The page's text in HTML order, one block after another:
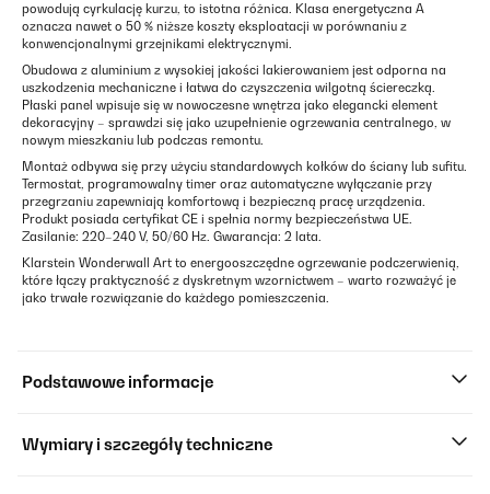
powodują cyrkulację kurzu, to istotna różnica. Klasa energetyczna A
oznacza nawet o 50 % niższe koszty eksploatacji w porównaniu z
konwencjonalnymi grzejnikami elektrycznymi.
Obudowa z aluminium z wysokiej jakości lakierowaniem jest odporna na
uszkodzenia mechaniczne i łatwa do czyszczenia wilgotną ściereczką.
Płaski panel wpisuje się w nowoczesne wnętrza jako elegancki element
dekoracyjny – sprawdzi się jako uzupełnienie ogrzewania centralnego, w
nowym mieszkaniu lub podczas remontu.
Montaż odbywa się przy użyciu standardowych kołków do ściany lub sufitu.
Termostat, programowalny timer oraz automatyczne wyłączanie przy
przegrzaniu zapewniają komfortową i bezpieczną pracę urządzenia.
Produkt posiada certyfikat CE i spełnia normy bezpieczeństwa UE.
Zasilanie: 220–240 V, 50/60 Hz. Gwarancja: 2 lata.
Klarstein Wonderwall Art to energooszczędne ogrzewanie podczerwienią,
które łączy praktyczność z dyskretnym wzornictwem – warto rozważyć je
jako trwałe rozwiązanie do każdego pomieszczenia.
Podstawowe informacje
Wymiary i szczegóły techniczne